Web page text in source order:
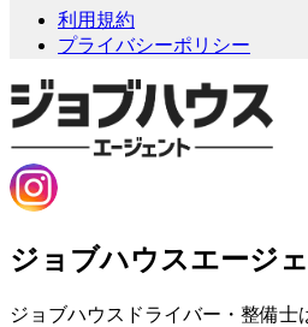
利用規約
プライバシーポリシー
ジョブハウスエージ
ジョブハウスドライバー・整備